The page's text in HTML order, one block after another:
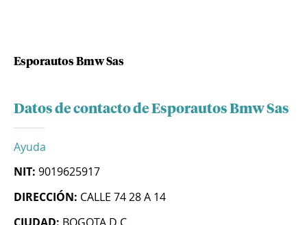
Esporautos Bmw Sas
Datos de contacto de Esporautos Bmw Sas
Ayuda
NIT: 9019625917
DIRECCIÓN: CALLE 74 28 A 14